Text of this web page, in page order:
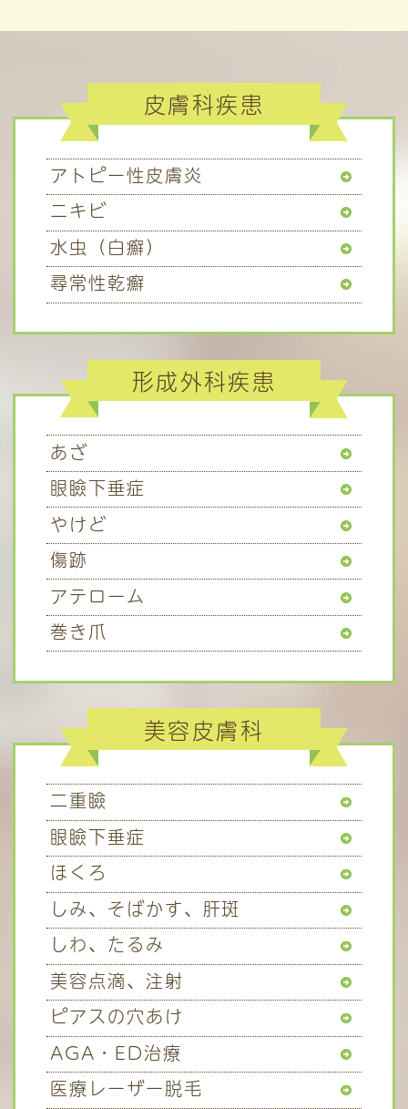
皮膚科疾患
アトピー性皮膚炎
ニキビ
水虫（白癬）
尋常性乾癬
形成外科疾患
あざ
眼瞼下垂症
やけど
傷跡
アテローム
巻き爪
美容皮膚科
二重瞼
眼瞼下垂症
ほくろ
しみ、そばかす、肝斑
しわ、たるみ
美容点滴、注射
ピアスの穴あけ
AGA・ED治療
医療レーザー脱毛